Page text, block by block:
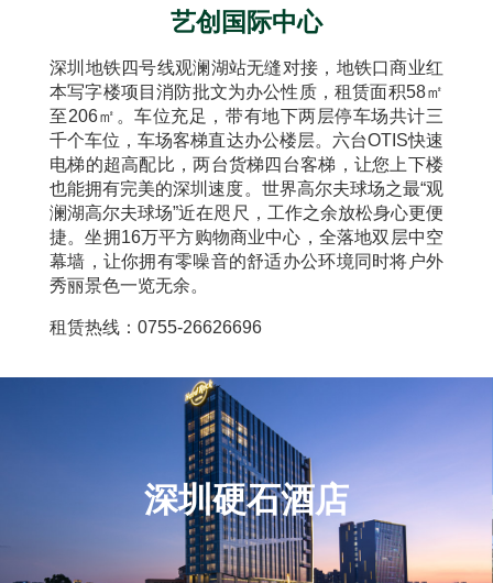
艺创国际中心
深圳地铁四号线观澜湖站无缝对接，地铁口商业红
本写字楼项目消防批文为办公性质，租赁面积58㎡
至206㎡。车位充足，带有地下两层停车场共计三
千个车位，车场客梯直达办公楼层。六台OTIS快速
电梯的超高配比，两台货梯四台客梯，让您上下楼
也能拥有完美的深圳速度。世界高尔夫球场之最“观
澜湖高尔夫球场”近在咫尺，工作之余放松身心更便
捷。坐拥16万平方购物商业中心，全落地双层中空
幕墙，让你拥有零噪音的舒适办公环境同时将户外
秀丽景色一览无余。
租赁热线：0755-26626696
深圳硬石酒店